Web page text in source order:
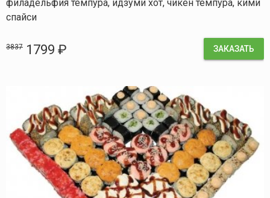
филадельфия темпура, идзуми хот, чикен темпура, кими
спайси
3837 1799 ₽ ЗАКАЗАТЬ